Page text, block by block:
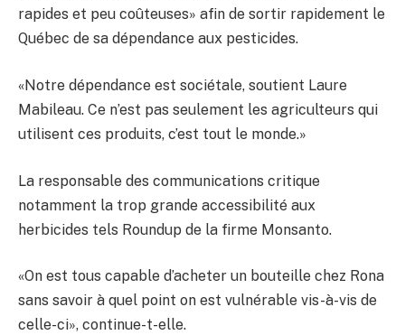
rapides et peu coûteuses» afin de sortir rapidement le
Québec de sa dépendance aux pesticides.
«Notre dépendance est sociétale, soutient Laure
Mabileau. Ce n’est pas seulement les agriculteurs qui
utilisent ces produits, c’est tout le monde.»
La responsable des communications critique
notamment la trop grande accessibilité aux
herbicides tels Roundup de la firme Monsanto.
«On est tous capable d’acheter un bouteille chez Rona
sans savoir à quel point on est vulnérable vis-à-vis de
celle-ci», continue-t-elle.